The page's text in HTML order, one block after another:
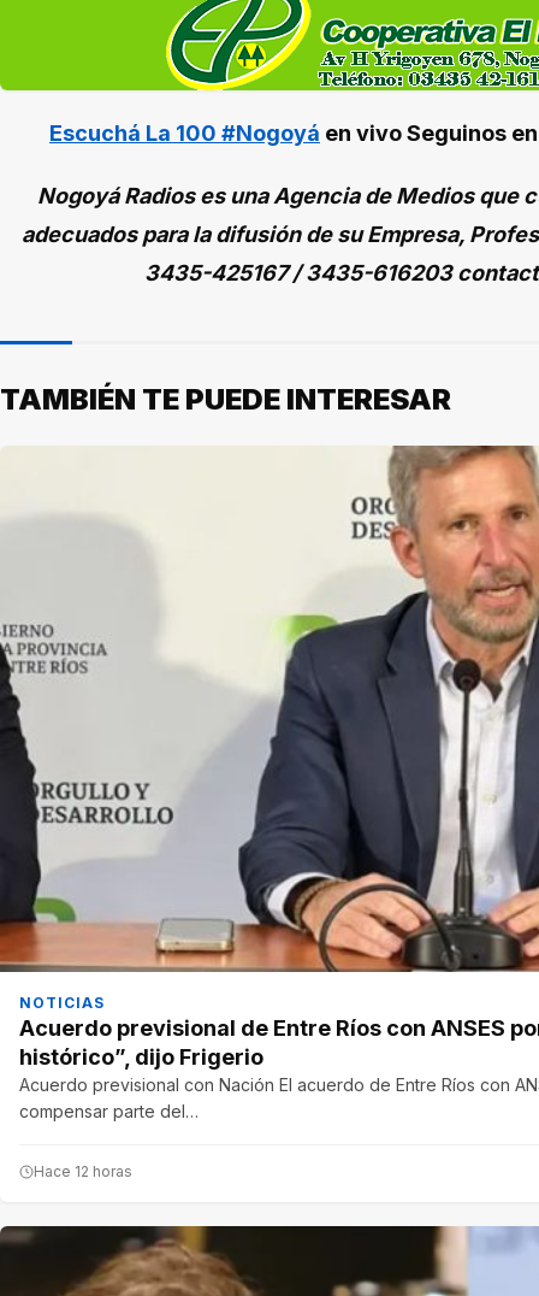
Escuchá La 100 #Nogoyá en vivoSeguinos
Nogoyá Radios es una Agencia de Medios
adecuados para la difusión de su Empresa,
3435-425167 / 3435-616203
TAMBIÉN TE PUEDE INTERESAR
NOTICIAS
Acuerdo previsional de Entre Ríos con ANSES
histórico”, dijo Frigerio
Acuerdo previsional con Nación El acuerdo de Entre Ríos con
compensar parte del…
Hace 12 horas